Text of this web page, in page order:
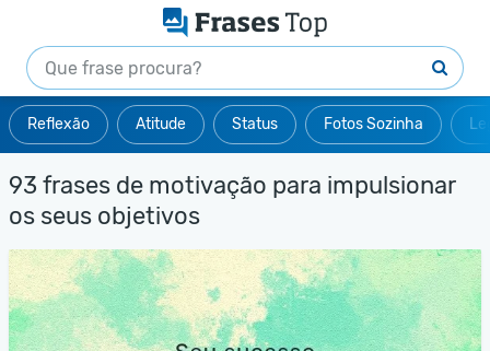
Reflexão Atitude Status Fotos Sozinha
93 frases de motivação para impulsionar
os seus objetivos